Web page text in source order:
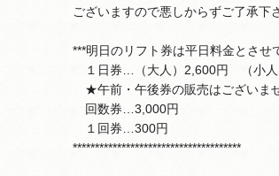
ございますので悪しからずご了承下
***明日のリフト券は平日料金とさせ
１日券…（大人）2,600円 （小人
★午前・午後券の販売はございませ
回数券…3,000円
１回券…300円
**************************************